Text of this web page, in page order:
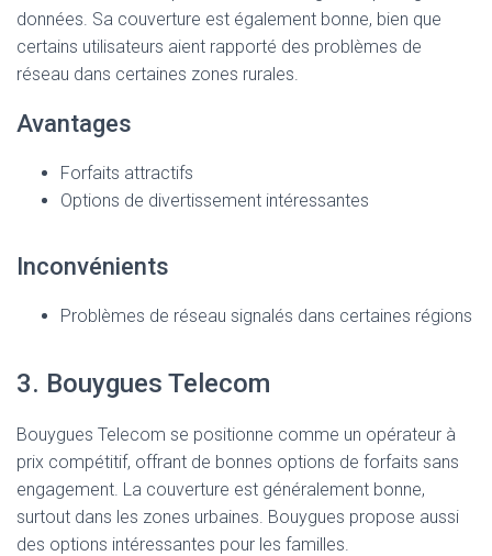
données. Sa couverture est également bonne, bien que
certains utilisateurs aient rapporté des problèmes de
réseau dans certaines zones rurales.
Avantages
Forfaits attractifs
Options de divertissement intéressantes
Inconvénients
Problèmes de réseau signalés dans certaines régions
3. Bouygues Telecom
Bouygues Telecom se positionne comme un opérateur à
prix compétitif, offrant de bonnes options de forfaits sans
engagement. La couverture est généralement bonne,
surtout dans les zones urbaines. Bouygues propose aussi
des options intéressantes pour les familles.